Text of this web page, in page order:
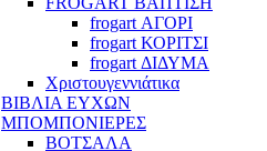
frogart ΑΓΟΡΙ
frogart ΚΟΡΙΤΣΙ
frogart ΔΙΔΥΜΑ
Χριστουγεννιάτικα
ΒΙΒΛΙΑ ΕΥΧΩΝ
ΜΠΟΜΠΟΝΙΕΡΕΣ
ΒΟΤΣΑΛΑ